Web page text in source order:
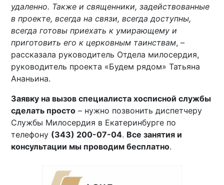
удаленно. Также и священники, задействованные
в проекте, всегда на связи, всегда доступны,
всегда готовы приехать к умирающему и
приготовить его к церковным таинствам, –
рассказала руководитель Отдела милосердия,
руководитель проекта «Будем рядом» Татьяна
Ананьина.
Заявку на вызов специалиста хосписной службы
сделать просто – нужно позвонить диспетчеру
Службы Милосердия в Екатеринбурге по
телефону (343) 200-07-04. Все занятия и
консультации мы проводим бесплатно.